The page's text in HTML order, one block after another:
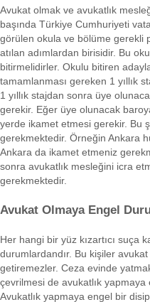
Avukat olmak ve avukatlık
başında Türkiye Cumhuriyeti
görülen okula ve bölüme gerekli
atılan adımlardan birisidir. Bu
bitirmelidirler. Okulu bitiren
tamamlanması gereken 1 yıllık
1 yıllık stajdan sonra üye
gerekir. Eğer üye olunacak
yerde ikamet etmesi gerekir. Bu
gerekmektedir. Örneğin Ankara
Ankara da ikamet etmeniz
sonra avukatlık mesleğini icra
gerekmektedir.
Avukat Olmaya Engel
Her hangi bir yüz kızartıcı suça
durumlardandır. Bu kişiler
getiremezler. Ceza evinde
çevrilmesi de avukatlık yapmaya
Avukatlık yapmaya engel bir